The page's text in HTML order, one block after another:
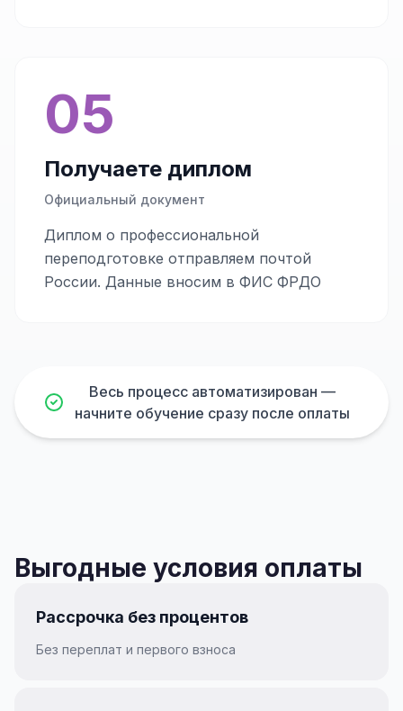
05
Получаете диплом
Официальный документ
Диплом о профессиональной
переподготовке отправляем почтой
России. Данные вносим в ФИС ФРДО
Весь процесс автоматизирован —
начните обучение сразу после оплаты
Выгодные условия оплаты
Рассрочка без процентов
Без переплат и первого взноса